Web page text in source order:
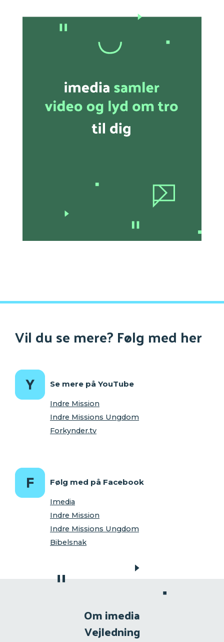
Vil du se mere? Følg med her
Se mere på YouTube
Indre Mission
Indre Missions Ungdom
Forkynder.tv
Følg med på Facebook
Imedia
Indre Mission
Indre Missions Ungdom
Bibelsnak
Om imedia
Vejledning